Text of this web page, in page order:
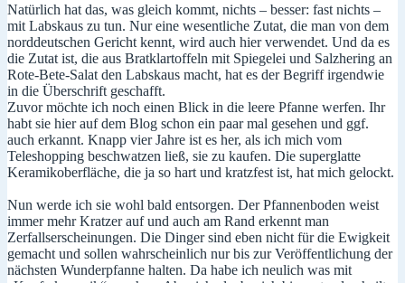
Natürlich hat das, was gleich kommt, nichts – besser: fast nichts –
mit Labskaus zu tun. Nur eine wesentliche Zutat, die man von dem
norddeutschen Gericht kennt, wird auch hier verwendet. Und da es
die Zutat ist, die aus Bratklartoffeln mit Spiegelei und Salzhering an
Rote-Bete-Salat den Labskaus macht, hat es der Begriff irgendwie
in die Überschrift geschafft.
Zuvor möchte ich noch einen Blick in die leere Pfanne werfen. Ihr
habt sie hier auf dem Blog schon ein paar mal gesehen und ggf.
auch erkannt. Knapp vier Jahre ist es her, als ich mich vom
Teleshopping beschwatzen ließ, sie zu kaufen. Die superglatte
Keramikoberfläche, die ja so hart und kratzfest ist, hat mich gelockt.
Nun werde ich sie wohl bald entsorgen. Der Pfannenboden weist
immer mehr Kratzer auf und auch am Rand erkennt man
Zerfallserscheinungen. Die Dinger sind eben nicht für die Ewigkeit
gemacht und sollen wahrscheinlich nur bis zur Veröffentlichung der
nächsten Wunderpfanne halten. Da habe ich neulich was mit